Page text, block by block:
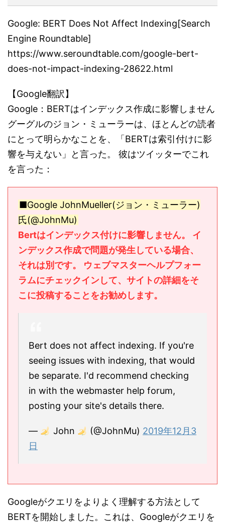
Google: BERT Does Not Affect Indexing[Search
Engine Roundtable]
https://www.seroundtable.com/google-bert-
does-not-impact-indexing-28622.html
【Google翻訳】
Google：BERTはインデックス作成に影響しません
グーグルのジョン・ミューラーは、ほとんどの読者
にとって明らかなことを、「BERTは索引付けに影
響を与えない」と言った。 彼はツイッターでこれ
を言った：
■Google JohnMueller(ジョン・ミューラー)
氏(@JohnMu)
Bertはインデックス付けに影響しません。 イ
ンデックス作成で問題が発生している場合、
それは別です。 ウェブマスターヘルプフォー
ラムにチェックインして、サイトの詳細をそ
こに投稿することをお勧めします。
Bert does not affect indexing. If you're
seeing issues with indexing, that would
be separate. I'd recommend checking
in with the webmaster help forum,
posting your site's details there.
— John (@JohnMu) 2019年12月3
日
Googleがクエリをよりよく理解する方法として
BERTを開始しました。これは、Googleがクエリを